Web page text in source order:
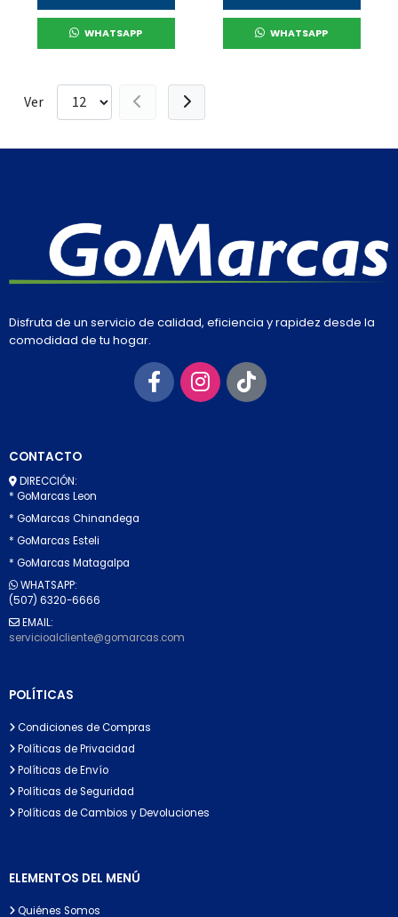
WHATSAPP WHATSAPP
Ver
Disfruta de un servicio de calidad, eficiencia y rapidez desde la
comodidad de tu hogar.
CONTACTO
DIRECCIÓN:
* GoMarcas Leon
* GoMarcas Chinandega
* GoMarcas Esteli
* GoMarcas Matagalpa
WHATSAPP:
(507) 6320-6666
EMAIL:
servicioalcliente@gomarcas.com
POLÍTICAS
Condiciones de Compras
Políticas de Privacidad
Políticas de Envío
Políticas de Seguridad
Políticas de Cambios y Devoluciones
ELEMENTOS DEL MENÚ
Quiénes Somos